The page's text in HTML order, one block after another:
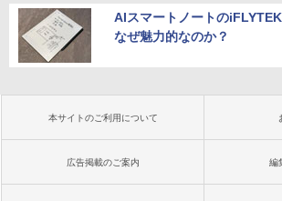
AIスマートノートの
なぜ魅力的なのか？
本サイトのご利用について
広告掲載のご案内 編